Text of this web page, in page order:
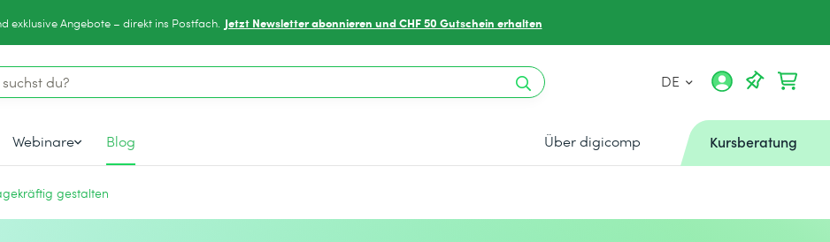
exklusive Angebote – direkt ins Postfach. Jetzt Newsletter abonnieren und CHF 50 Gutschein erhalten
DE
Webinare Blog Über digicomp Kursberatung
gestalten